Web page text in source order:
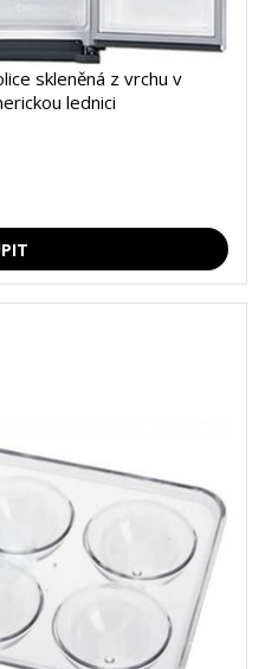
skleněná z vrchu v
lednici